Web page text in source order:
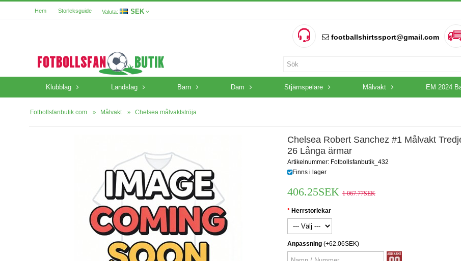
Hem Storleksguide Valuta: SEK
footballshirtssport@gmail.com
Klubblag Landslag Barn Dam Stjärnspelare Målvakt EM 2024
Fotbollsfanbutik.com Målvakt Chelsea målvaktströja
Chelsea Robert Sanchez #1 Målvakt
26 Långa ärmar
Artikelnummer: Fotbollsfanbutik_432
Finns i lager
406.25SEK 1 067.77SEK
Herrstorlekar
Anpassning (+62.06SEK)